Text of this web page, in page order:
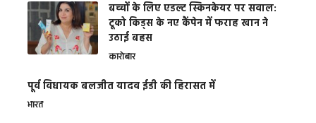
बच्चों के लिए एडल्ट स्किनकेयर पर सवाल:
टूको किड्स के नए कैंपेन में फराह खान ने
उठाई बहस
कारोबार
पूर्व विधायक बलजीत यादव ईडी की हिरासत में
भारत